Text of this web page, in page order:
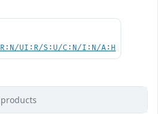
UI:R/S:U/C:N/I:N/A:H